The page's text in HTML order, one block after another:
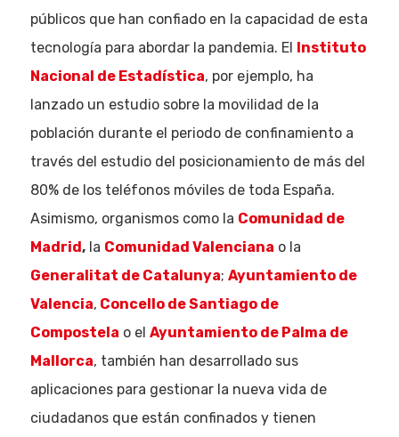
públicos que han confiado en la capacidad de esta
tecnología para abordar la pandemia. El Instituto
Nacional de Estadística, por ejemplo, ha
lanzado un estudio sobre la movilidad de la
población durante el periodo de confinamiento a
través del estudio del posicionamiento de más del
80% de los teléfonos móviles de toda España.
Asimismo, organismos como la Comunidad de
Madrid,la Comunidad Valenciana o la
Generalitat de Catalunya; Ayuntamiento de
Valencia, Concello de Santiago de
Compostela o el Ayuntamiento de Palma de
Mallorca, también han desarrollado sus
aplicaciones para gestionar la nueva vida de
ciudadanos que están confinados y tienen